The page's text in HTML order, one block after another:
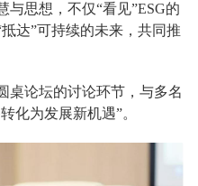
思想，不仅“看见”ESG的
达”可持续的未来，共同推
桌论坛的讨论环节，与多名
化为发展新机遇”。